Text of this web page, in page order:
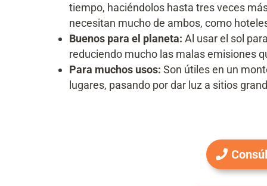
tiempo, haciéndolos hasta tres veces
necesitan mucho de ambos, como
Buenos para el planeta: Al usar el sol
reduciendo mucho las malas emisiones
Para muchos usos: Son útiles en un
lugares, pasando por dar luz a sitios